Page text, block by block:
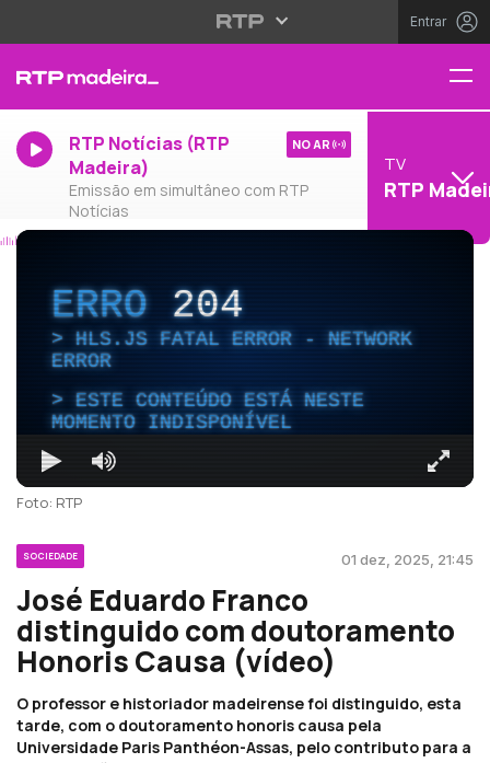
Entrar
RTP Notícias (RTP
Madeira)
Emissão em simultâneo com RTP
Notícias
NO AR
TV
RTP
ERRO204
HLS.JS FATAL ERROR - NETWORK
ERROR
ESTE CONTEÚDO ESTÁ NESTE
MOMENTO INDISPONÍVEL
Foto: RTP
SOCIEDADE 01 dez, 2025, 21:45
José Eduardo Franco
distinguido com doutoramento
Honoris Causa (vídeo)
O professor e historiador madeirense foi distinguido, esta
tarde, com o doutoramento honoris causa pela
Universidade Paris Panthéon-Assas, pelo contributo para a